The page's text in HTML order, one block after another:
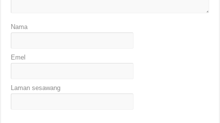
Nama
Emel
Laman sesawang